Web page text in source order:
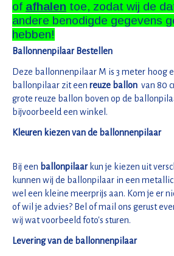
of afhalen toe, zodat wij de
andere benodigde gegevens
hebben!
Ballonnenpilaar Bestellen
Deze ballonnenpilaar M is 3 meter hoog
ballonpilaar zit een reuze ballon van 80
grote reuze ballon boven op de
bijvoorbeeld een winkel.
Kleuren kiezen van de ballonnenpilaar
Bij een ballonpilaarkun je kiezen uit
kunnen wij de ballonpilaar in een
wel een kleine meerprijs aan. Kom je er
of wil je advies? Bel of mail ons gerust
wij wat voorbeeld foto's sturen.
Levering van de ballonnenpilaar